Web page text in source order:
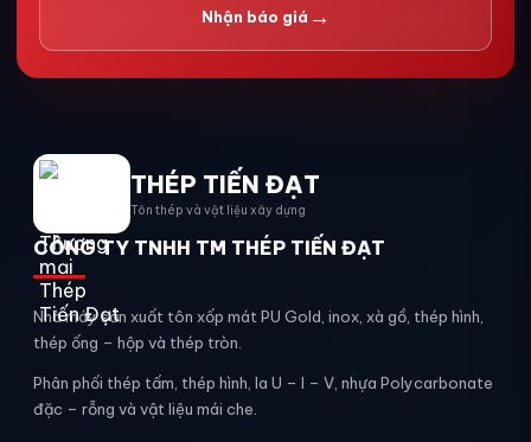
Nhận báo giá →
THÉP TIẾN ĐẠT
Tôn thép và vật liệu xây dựng
CÔNG TY TNHH TM THÉP TIẾN ĐẠT
Nhà máy sản xuất tôn xốp mát PU Gold, inox, xà gồ, thép hình,
thép ống – hộp và thép tròn.
Phân phối thép tấm, thép hình, la U – I – V, nhựa Polycarbonate
đặc – rỗng và vật liệu mái che.